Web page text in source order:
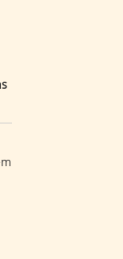
ins Leere